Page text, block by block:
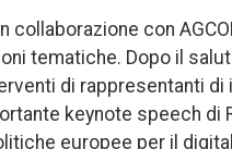
collaborazione con
tematiche. Dopo il
di rappresentanti
keynote speech di
europee per il